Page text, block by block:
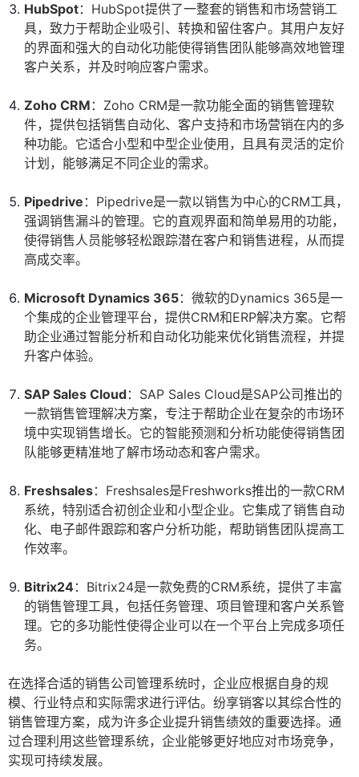
HubSpot：HubSpot提供了一整套的销售和市场营销工
具，致力于帮助企业吸引、转换和留住客户。其用户友好
的界面和强大的自动化功能使得销售团队能够高效地管理
客户关系，并及时响应客户需求。
Zoho CRM ：Zoho CRM是一款功能全面的销售管理软
件，提供包括销售自动化、客户支持和市场营销在内的多
种功能。它适合小型和中型企业使用，且具有灵活的定价
计划，能够满足不同企业的需求。
Pipedrive ：Pipedrive是一款以销售为中心的CRM工具，
强调销售漏斗的管理。它的直观界面和简单易用的功能，
使得销售人员能够轻松跟踪潜在客户和销售进程，从而提
高成交率。
Microsoft Dynamics 365：微软的Dynamics 365是一
个集成的企业管理平台，提供CRM和ERP解决方案。它帮
助企业通过智能分析和自动化功能来优化销售流程，并提
升客户体验。
SAP Sales Cloud：SAP Sales Cloud是SAP公司推出的
一款销售管理解决方案，专注于帮助企业在复杂的市场环
境中实现销售增长。它的智能预测和分析功能使得销售团
队能够更精准地了解市场动态和客户需求。
Freshsales：Freshsales是Freshworks推出的一款CRM
系统，特别适合初创企业和小型企业。它集成了销售自动
化、电子邮件跟踪和客户分析功能，帮助销售团队提高工
作效率。
Bitrix24：Bitrix24是一款免费的CRM系统，提供了丰富
的销售管理工具，包括任务管理、项目管理和客户关系管
理。它的多功能性使得企业可以在一个平台上完成多项任
务。
在选择合适的销售公司管理系统时，企业应根据自身的规
模、行业特点和实际需求进行评估。纷享销客以其综合性的
销售管理方案，成为许多企业提升销售绩效的重要选择。通
过合理利用这些管理系统，企业能够更好地应对市场竞争，
实现可持续发展。